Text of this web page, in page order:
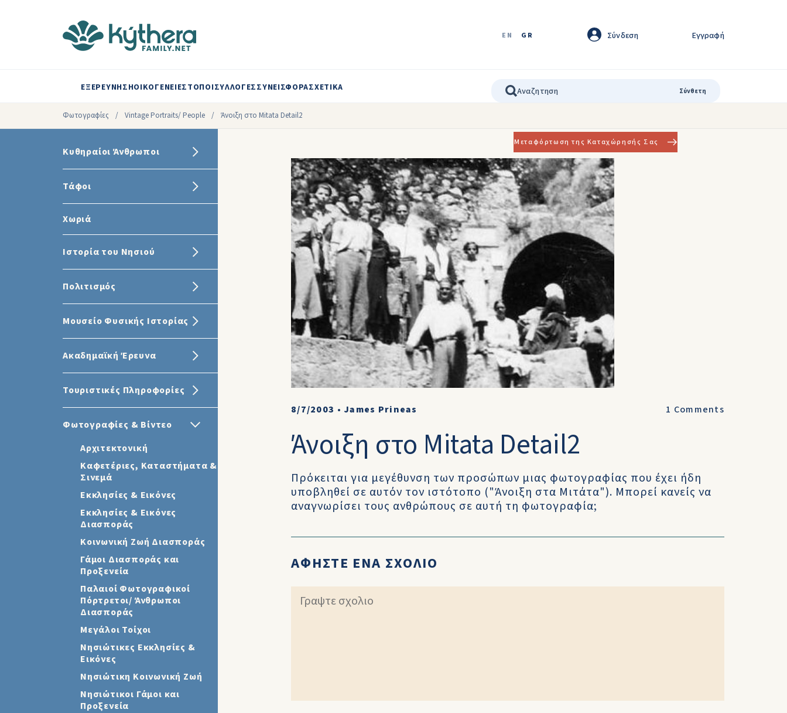
EN GR Σύνδεση Εγγραφή
ΕΞΕΡΕΥΝΗΣΗΟΙΚΟΓΕΝΕΙΕΣΤΟΠΟΙΣΥΛΛΟΓΕΣΣΥΝΕΙΣΦΟΡΑΣΧΕΤΙΚΑ Σύνθετη
Φωτογραφίες / Vintage Portraits/ People / Άνοιξη στο Mitata Detail2
Κυθηραίοι Άνθρωποι
Τάφοι
Χωριά
Ιστορία του Νησιού
Πολιτισμός
Μουσείο Φυσικής Ιστορίας
Ακαδημαϊκή Έρευνα
Τουριστικές Πληροφορίες
Φωτογραφίες & Βίντεο
Αρχιτεκτονική
Καφετέριες, Καταστήματα &
Σινεμά
Εκκλησίες & Εικόνες
Εκκλησίες & Εικόνες
Διασποράς
Κοινωνική Ζωή Διασποράς
Γάμοι Διασποράς και
Προξενεία
Παλαιοί Φωτογραφικοί
Πόρτρετοι/ Άνθρωποι
Διασποράς
Μεγάλοι Τοίχοι
Νησιώτικες Εκκλησίες &
Εικόνες
Νησιώτικη Κοινωνική Ζωή
Νησιώτικοι Γάμοι και
Προξενεία
Μεταφόρτωση της Καταχώρησής Σας
8/7/2003 • James Prineas 1 Comments
Άνοιξη στο Mitata Detail2
Πρόκειται για μεγέθυνση των προσώπων μιας φωτογραφίας που έχει ήδη
υποβληθεί σε αυτόν τον ιστότοπο ("Άνοιξη στα Μιτάτα"). Μπορεί κανείς να
αναγνωρίσει τους ανθρώπους σε αυτή τη φωτογραφία;
ΑΦΗΣΤΕ ΕΝΑ ΣΧΟΛΙΟ